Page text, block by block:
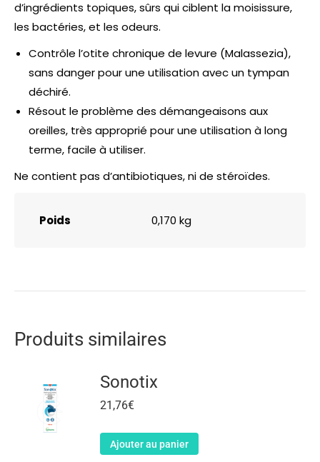
d’ingrédients topiques, sûrs qui ciblent la moisissure,
les bactéries, et les odeurs.
Contrôle l’otite chronique de levure (Malassezia),
sans danger pour une utilisation avec un tympan
déchiré.
Résout le problème des démangeaisons aux
oreilles, très approprié pour une utilisation à long
terme, facile à utiliser.
Ne contient pas d’antibiotiques, ni de stéroïdes.
Poids 0,170 kg
Produits similaires
Sonotix
21,76€
Ajouter au panier